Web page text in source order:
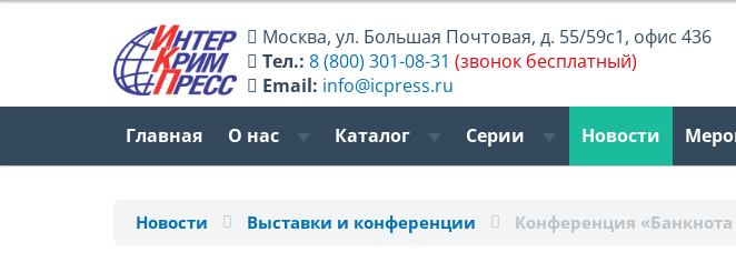
Москва,ул. Большая Почтовая, д. 55/59с1, офис 436
Тел.: 8 (800) 301-08-31 (звонок бесплатный)
Email: info@icpress.ru
Главная О нас Каталог Серии Новости
Новости Выставки и конференции Конференция